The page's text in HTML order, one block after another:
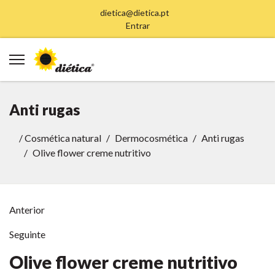
dietica@dietica.pt
Entrar
Anti rugas
/Cosmética natural Dermocosmética
Anti rugas
Olive flower creme nutritivo
Anterior
Seguinte
Olive flower creme nutritivo